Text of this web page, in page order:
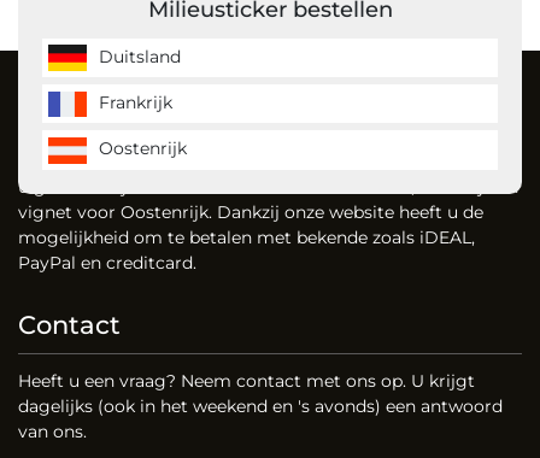
Milieusticker bestellen
Duitsland
Frankrijk
Oostenrijk
Over ons
MilieustickerKopen is de milieusticker specialist en bestelt
u gemakkelijk uw milieusticker voor Duitsland, Frankrijk en
vignet voor Oostenrijk. Dankzij onze website heeft u de
mogelijkheid om te betalen met bekende zoals iDEAL,
PayPal en creditcard.
Contact
Heeft u een vraag? Neem contact met ons op. U krijgt
dagelijks (ook in het weekend en 's avonds) een antwoord
van ons.